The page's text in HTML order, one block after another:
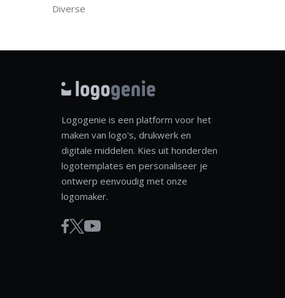
Diverse
Logogenie is een platform voor het
maken van logo's, drukwerk en
digitale middelen. Kies uit honderden
logotemplates en personaliseer je
ontwerp eenvoudig met onze
logomaker.